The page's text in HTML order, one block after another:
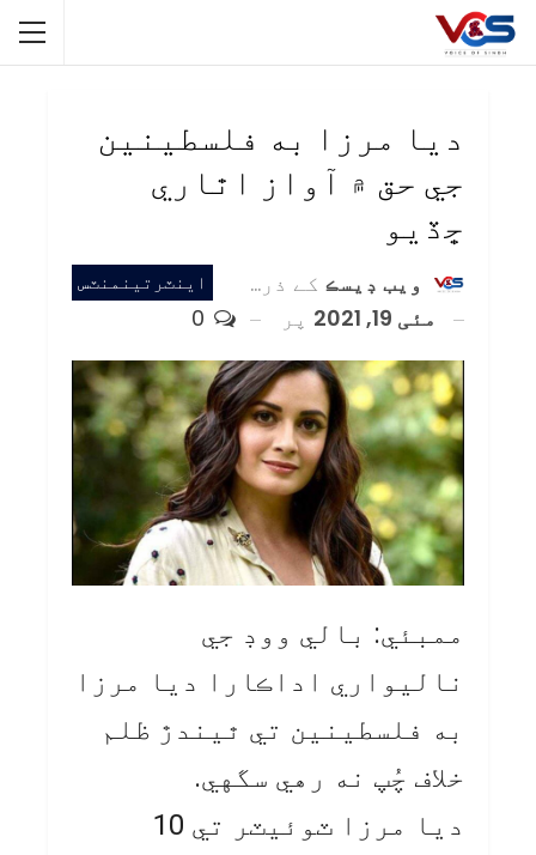
ديا مرزا به فلسطينين
جي حق ۾ آواز اٿاري
ڇڏيو
اينٽرتينمنٽس ويب ڊيسڪ کے ذریعہ
مئی 19, 2021
پر
ممبئي: بالي ووڊ جي
ناليواري اداڪارا ديا مرزا
به فلسطينين تي ٿيندڙ ظلم
خلاف چُپ نه رهي سگهي.
ديا مرزا ٽوئيٽر تي 10